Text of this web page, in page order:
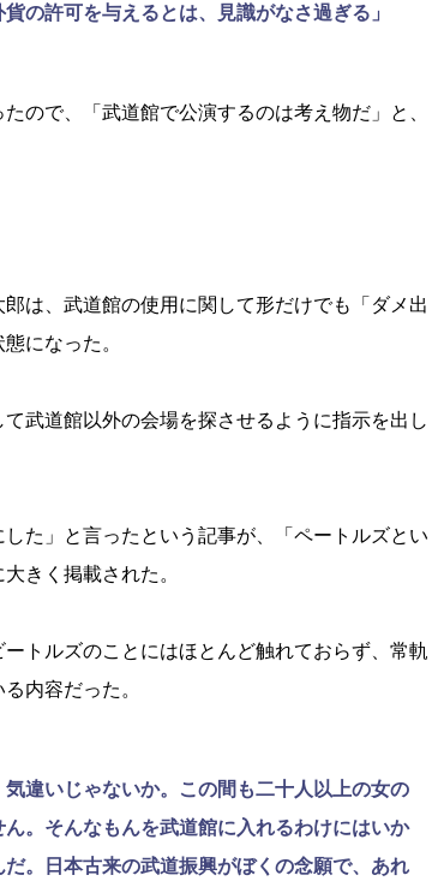
の許可を与えるとは、見識がなさ過ぎる」
ので、「武道館で公演するのは考え物だ」と、
は、武道館の使用に関して形だけでも「ダメ出
になった。
武道館以外の会場を探させるように指示を出し
た」と言ったという記事が、「ペートルズとい
きく掲載された。
トルズのことにはほとんど触れておらず、常軌
内容だった。
違いじゃないか。この間も二十人以上の女の
。そんなもんを武道館に入れるわけにはいか
。日本古来の武道振興がぼくの念願で、あれ